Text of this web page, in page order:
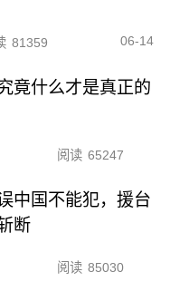
81359 06-14
竟什么才是真正的
阅读 65247
中国不能犯，援台
断
阅读 85030